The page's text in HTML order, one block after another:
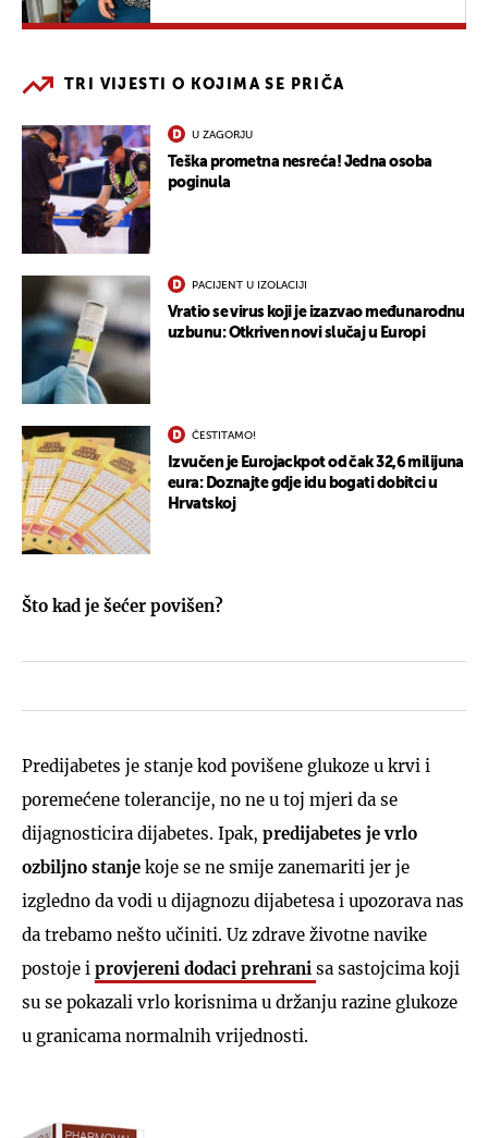
TRI VIJESTI O KOJIMA SE PRIČA
U ZAGORJU
Teška prometna nesreća! Jedna osoba
poginula
PACIJENT U IZOLACIJI
Vratio se virus koji je izazvao međunarodnu
uzbunu: Otkriven novi slučaj u Europi
ČESTITAMO!
Izvučen je Eurojackpot od čak 32,6 milijuna
eura: Doznajte gdje idu bogati dobitci u
Hrvatskoj
Što kad je šećer povišen?
Predijabetes je stanje kod povišene glukoze u krvi i
poremećene tolerancije, no ne u toj mjeri da se
dijagnosticira dijabetes. Ipak, predijabetes je vrlo
ozbiljno stanje koje se ne smije zanemariti jer je
izgledno da vodi u dijagnozu dijabetesa i upozorava nas
da trebamo nešto učiniti. Uz zdrave životne navike
postoje i provjereni dodaci prehrani sa sastojcima koji
su se pokazali vrlo korisnima u držanju razine glukoze
u granicama normalnih vrijednosti.